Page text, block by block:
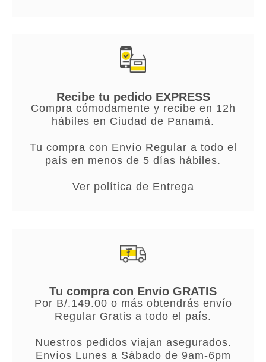
Recibe tu pedido EXPRESS
Compra cómodamente y recibe en 12h
hábiles en Ciudad de Panamá.
Tu compra con Envío Regular a todo el
país en menos de 5 días hábiles.
Ver política de Entrega
Tu compra con Envío GRATIS
Por B/.149.00 o más obtendrás envío
Regular Gratis a todo el país.
Nuestros pedidos viajan asegurados.
Envíos Lunes a Sábado de 9am-6pm